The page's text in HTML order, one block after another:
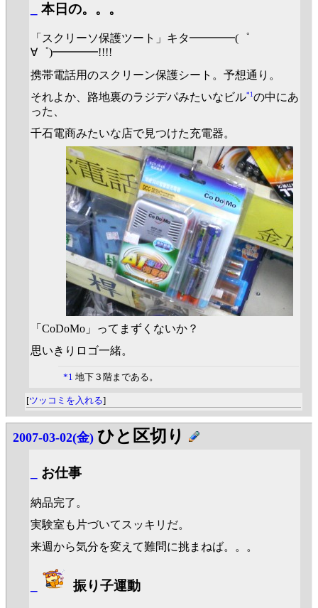
本日の。。。
「スクリーソ保護ツート」キタ━━━━(゜
∀゜)━━━━!!!!
携帯電話用のスクリーン保護シート。予想通り。
それよか、路地裏のラジデパみたいなビル*1 の中にあ
った、
千石電商みたいな店で見つけた充電器。
「CoDoMo」ってまずくないか？
思いきりロゴ一緒。
*1 地下３階まである。
[ツッコミを入れる]
2007-03-02(金) ひと区切り
お仕事
納品完了。
実験室も片づいてスッキリだ。
来週から気分を変えて難問に挑まねば。。。
振り子運動